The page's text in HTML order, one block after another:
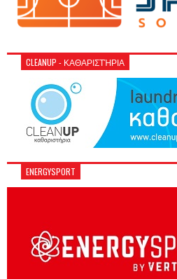
CLEANUP - ΚΑΘΑΡΙΣΤΉΡΙΑ
ENERGYSPORT